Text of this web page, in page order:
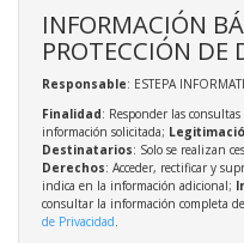
INFORMACIÓN
PROTECCIÓN DE
Responsable: ESTEPA
Finalidad: Responder las
información solicitada;
Destinatarios: Solo se realizan
Derechos: Acceder, rectificar y
indica en la información adicional;
consultar la información completa
de Privacidad.